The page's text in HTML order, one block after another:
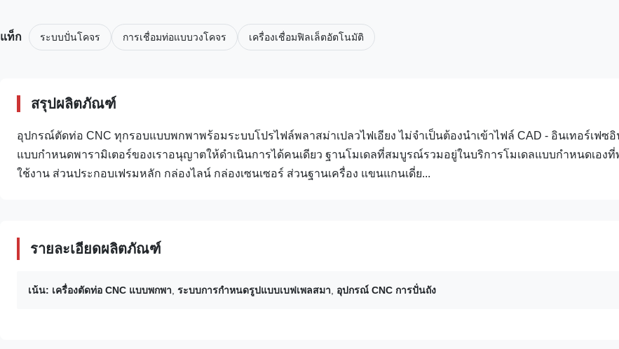
แท็ก ระบบปั่นโคจร การเชื่อมท่อแบบวงโคจร เครื่องเชื่อมฟิลเล็ตอัตโนมัติ
สรุปผลิตภัณฑ์
อุปกรณ์ตัดท่อ CNC ทุกรอบแบบพกพาพร้อมระบบโปรไฟล์พลาสม่าเปลวไฟเอียง ไม่จำเป็นต้องนำเข้าไฟล์ CAD - อินเทอร์เฟซ
แบบกำหนดพารามิเตอร์ของเราอนุญาตให้ดำเนินการได้คนเดียว ฐานโมเดลที่สมบูรณ์รวมอยู่ในบริการโมเดลแบบกำหนดเองที่
ใช้งาน ส่วนประกอบเฟรมหลัก กล่องไลน์ กล่องเซนเซอร์ ส่วนฐานเครื่อง แขนแกนเดี่ย...
รายละเอียดผลิตภัณฑ์
เน้น: เครื่องตัดท่อ CNC แบบพกพา ระบบการกําหนดรูปแบบเบฟเพลสมา อุปกรณ์ CNC การปั่นถัง